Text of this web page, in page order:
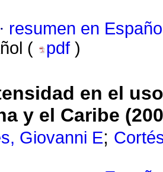
· resumen en
(
pdf )
en el
y el Caribe
Giovanni E;